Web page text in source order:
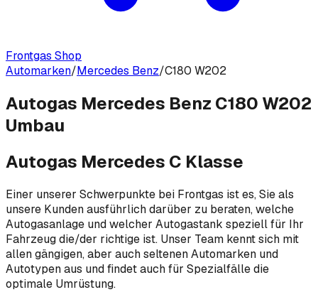
Frontgas Shop
Automarken/Mercedes Benz/C180 W202
Autogas Mercedes Benz C180 W202
Umbau
Autogas Mercedes C Klasse
Einer unserer Schwerpunkte bei Frontgas ist es, Sie als
unsere Kunden ausführlich darüber zu beraten, welche
Autogasanlage und welcher Autogastank speziell für Ihr
Fahrzeug die/der richtige ist. Unser Team kennt sich mit
allen gängigen, aber auch seltenen Automarken und
Autotypen aus und findet auch für Spezialfälle die
optimale Umrüstung.